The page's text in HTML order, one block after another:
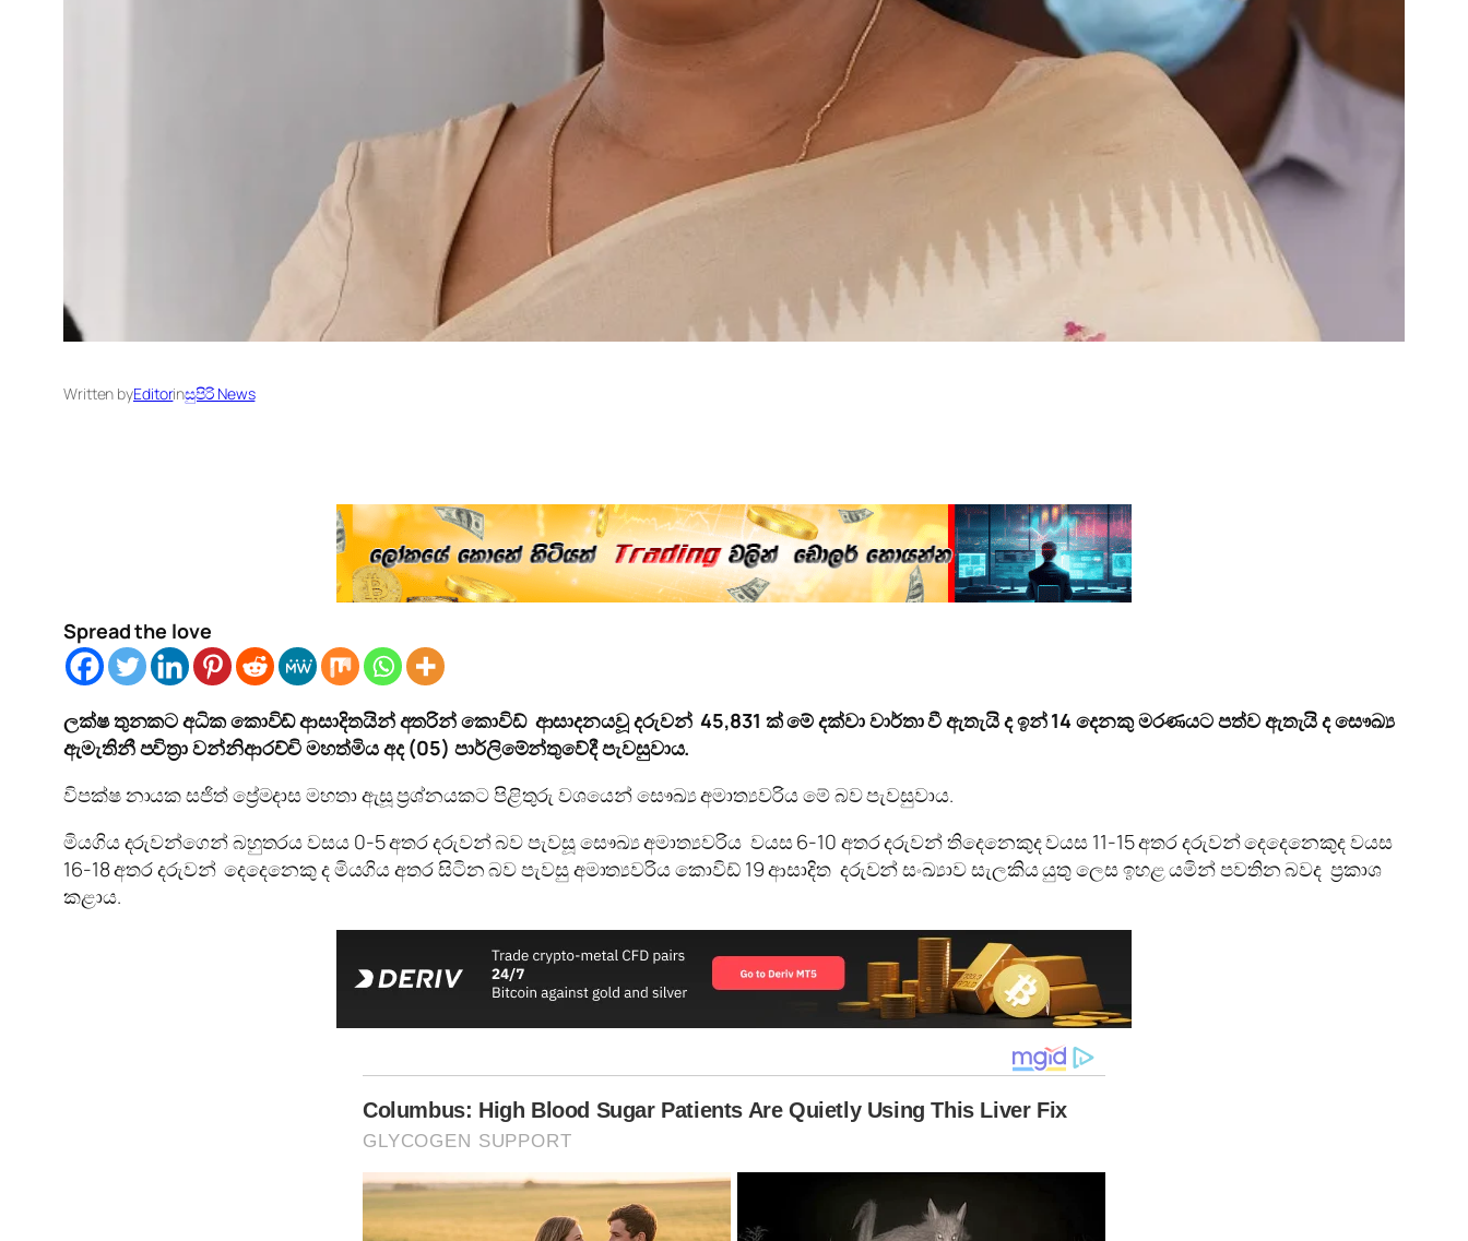
Written byEditorinසුපිරි News
Spread the love
ලක්ෂ තුනකට අධික කොවිඩ් ආසාදිතයින් අතරින් කොවිඩ් ආසාදනයවූ දරුවන් 45,831 ක් මේ දක්වා වාර්තා වී ඇතැයි ද ඉන් 14 දෙනකු මරණයට පත්ව ඇතැයි ද සෞඛ්‍ය
ඇමැතිනී පවිත්‍රා වන්නිආරච්චි මහත්මිය අද (05) පාර්ලිමේන්තුවේදී පැවසුවාය.
විපක්ෂ නායක සජිත් ප්‍රේමදාස මහතා ඇසූ ප්‍රශ්නයකට පිළිතුරු වශයෙන් සෞඛ්‍ය අමාත්‍යවරිය මේ බව පැවසුවාය.
මියගිය දරුවන්ගෙන් බහුතරය වසය 0-5 අතර දරුවන් බව පැවසූ සෞඛ්‍ය අමාත්‍යවරිය වයස 6-10 අතර දරුවන් තිදෙනෙකුද වයස 11-15 අතර දරුවන් දෙදෙනෙකුද වයස
16-18 අතර දරුවන් දෙදෙනෙකු ද මියගිය අතර සිටින බව පැවසු අමාත්‍යවරිය කොවිඩ් 19 ආසාදිත දරුවන් සංඛ්‍යාව සැලකිය යුතු ලෙස ඉහළ යමින් පවතින බවද ප්‍රකාශ
කළාය.